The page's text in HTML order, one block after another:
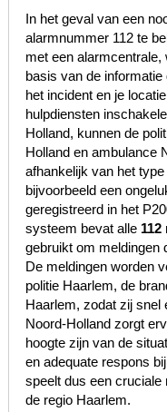
In het geval van een
alarmnummer 112 te
met een
basis van de
het incident en je
hulpdiensten
Holland, kunnen de
Holland en ambulance
afhankelijk van het
bijvoorbeeld een
geregistreerd in het
systeem bevat alle
gebruikt om meldingen
De meldingen worden
politie Haarlem, de
Haarlem, zodat zij snel
Noord-Holland zorgt
hoogte zijn van de
en adequate respons
speelt dus een cruciale
de regio Haarlem.